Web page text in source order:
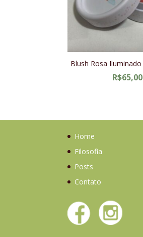
Blush Rosa
R$65,00
Home
Filosofia
Posts
Contato